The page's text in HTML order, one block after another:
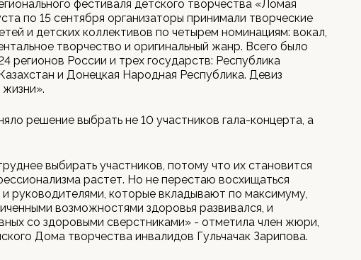
фестиваля детского творчества «Ломая
по 15 сентября организаторы принимали творческие
и детских коллективов по четырем номинациям: вокал,
творчество и оригинальный жанр. Всего было
регионов России и трех государств: Республика
и Донецкая Народная Республика. Девиз
решение выбрать не 10 участников гала-концерта, а
выбирать участников, потому что их становится
растет. Но не перестаю восхищаться
руководителями, которые вкладывают по максимуму,
возможностями здоровья развивался, и
со здоровыми сверстниками» - отметила член жюри,
Дома творчества инвалидов Гульчачак Зарипова.